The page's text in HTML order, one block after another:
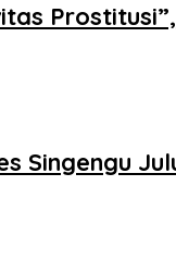
Singengu